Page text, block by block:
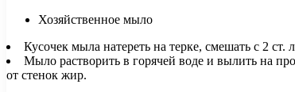
Хозяйственное мыло
Кусочек мыла натереть на терке, смешать с 2
Мыло растворить в горячей воде и вылить на
от стенок жир.